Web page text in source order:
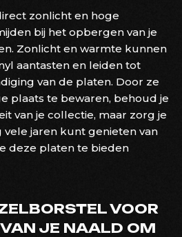
zonlicht en hoge
bij het opbergen van je
Zonlicht en warmte kunnen
aantasten en leiden tot
van de platen. Door ze
plaats te bewaren, behoud je
van je collectie, maar zorg je
vele jaren kunt genieten van
deze platen te bieden
VOOR
VAN JE NAALD OM